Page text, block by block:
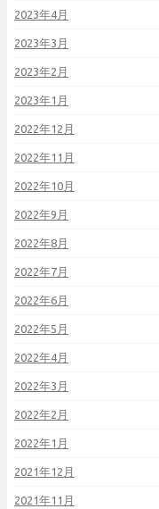
2023年4月
2023年3月
2023年2月
2023年1月
2022年12月
2022年11月
2022年10月
2022年9月
2022年8月
2022年7月
2022年6月
2022年5月
2022年4月
2022年3月
2022年2月
2022年1月
2021年12月
2021年11月